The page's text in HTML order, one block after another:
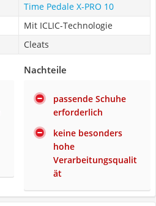
Time Pedale X-PRO 10
Mit ICLIC-Technologie
Cleats
Nachteile
passende Schuhe
erforderlich
keine besonders
hohe
Verarbeitungsqualit
ät